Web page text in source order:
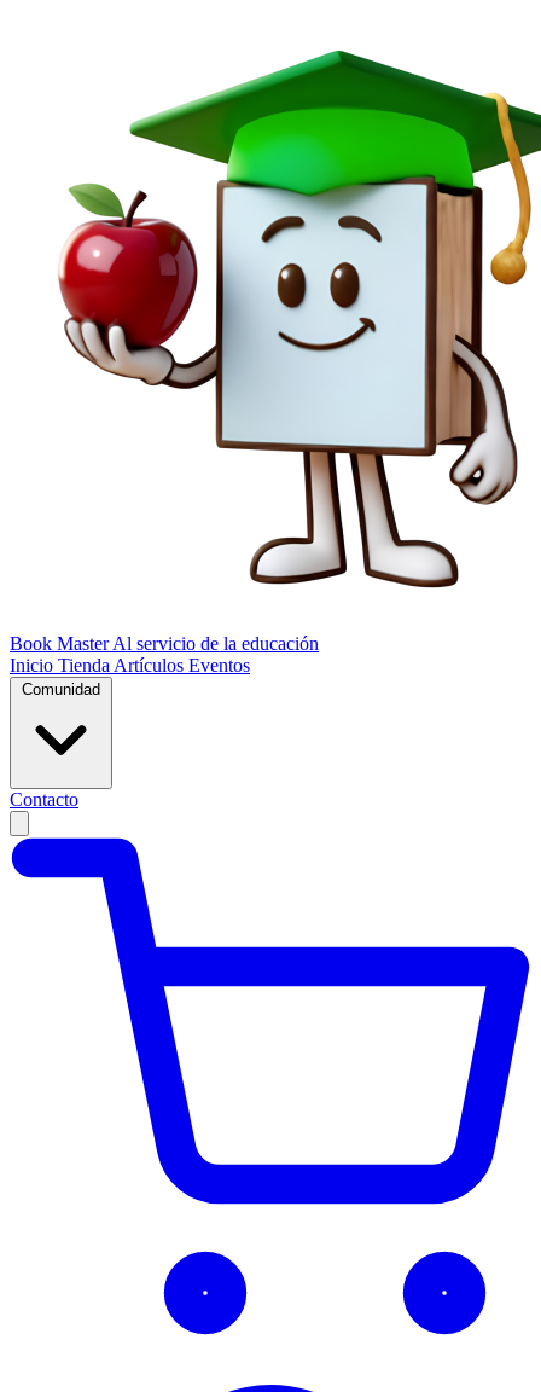
Book Master Al servicio de la educación
Inicio Tienda Artículos Eventos
Comunidad
Contacto